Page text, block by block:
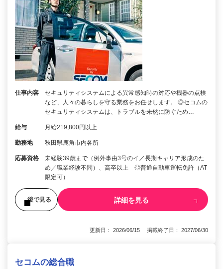
仕事内容
セキュリティシステムによる異常感知時の対応や機器の点検
など、人々の暮らしを守る業務をお任せします。 ◎セコムの
セキュリティシステムは、トラブルを未然に防ぐため…
給与 月給219,800円以上
勤務地 秋田県鹿角市内各所
応募資格
未経験39歳まで（例外事由3号のイ／長期キャリア形成のた
め／職業経験不問）、高卒以上 ◎普通自動車運転免許（AT
限定可）
後で見る 詳細を見る
更新日： 2026/06/15 掲載終了日： 2027/06/30
セコムの総合職